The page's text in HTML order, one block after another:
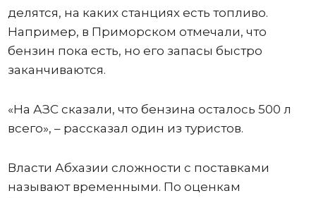
делятся, на каких станциях есть топливо.
Например, в Приморском отмечали, что
бензин пока есть, но его запасы быстро
заканчиваются.
«На АЗС сказали, что бензина осталось 500 л
всего», – рассказал один из туристов.
Власти Абхазии сложности с поставками
называют временными. По оценкам